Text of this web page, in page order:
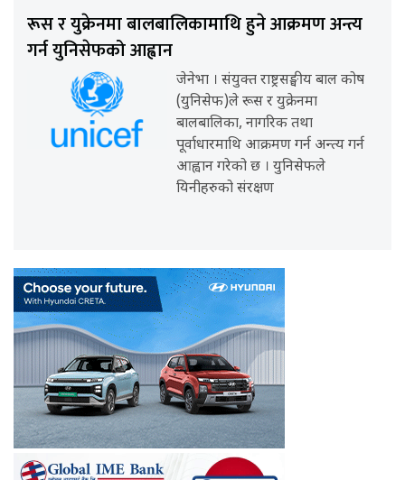
रूस र युक्रेनमा बालबालिकामाथि हुने आक्रमण अन्त्य
गर्न युनिसेफको आह्वान
जेनेभा । संयुक्त राष्ट्रसङ्घीय बाल कोष
(युनिसेफ)ले रूस र युक्रेनमा
बालबालिका, नागरिक तथा
पूर्वाधारमाथि आक्रमण गर्न अन्त्य गर्न
आह्वान गरेको छ । युनिसेफले
यिनीहरुको संरक्षण